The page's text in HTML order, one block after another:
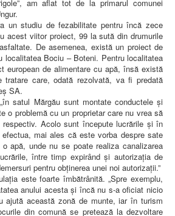
am aflat tot de la primarul comunei
un studiu de fezabilitate pentru încă zece
acest viitor proiect, 99 la sută din drumurile
De asemenea, există un proiect de
localitatea Bociu – Boteni. Pentru localitatea
european de alimentare cu apă, însă există
care, odată rezolvată, va fi predată
SA.
satul Mărgău sunt montate conductele și
o problemă cu un proprietar care nu vrea să
Acolo sunt începute lucrările și în
mai ales că este vorba despre sate
apă, unde nu se poate realiza canalizarea
între timp expirând și autorizația de
pentru obținerea unei noi autorizații.”
este foarte îmbătrânită. „Spre exemplu,
anului acesta și încă nu s-a oficiat nicio
ajută această zonă de munte, iar în turism
din comună se pretează la dezvoltare